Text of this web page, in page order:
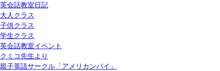
英会話教室日記
大人クラス
子供クラス
学生クラス
英会話教室イベント
クミコ先生より
親子英語サークル「アメリカンパイ」